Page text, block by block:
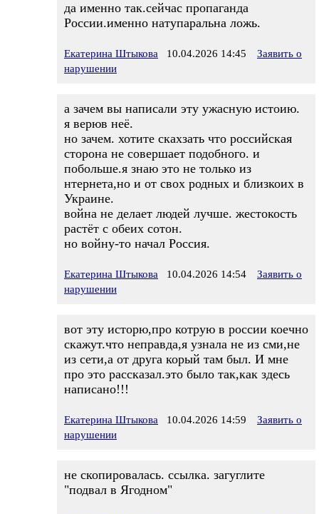
да именно так.сейчас пропаганда
России.именно натупаральна ложь.
Екатерина Штыкова 10.04.2026 14:45
Заявить о
нарушении
а зачем вы написали эту ужасную истоию.
я верюв неё.
но зачем. хотите скахзать что российская
сторона не совершает подобного. и
побольше.я знаю это не только из
нтернета,но и от свох родных и близкоих в
Украине.
война не делает людей лучше. жестокость
растёт с обеих сотон.
но войну-то начал Россия.
Екатерина Штыкова 10.04.2026 14:54
Заявить о
нарушении
вот эту исторю,про котрую в россии коечно
скажут.что неправда,я узнала не из сми,не
из сети,а от друга корый там был. И мне
про это рассказал.это было так,как здесь
написано!!!
Екатерина Штыкова 10.04.2026 14:59
Заявить о
нарушении
не скопировалась. ссылка. загуглите
"подвал в Ягодном"